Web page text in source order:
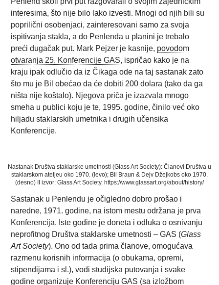
interesima, što nije bilo lako izvesti. Mnogi od njih bili su
poprilični osobenjaci, zainteresovani samo za svoja
ispitivanja stakla, a do Penlenda u planini je trebalo
preći dugačak put. Mark Pejzer je kasnije, povodom
otvaranja 25. Konferencije GAS, ispričao kako je na
kraju ipak odlučio da iz Čikaga ode na taj sastanak zato
što mu je Bil obećao da će dobiti 200 dolara (tako da ga
ništa nije koštalo). Njegova priča je izazvala mnogo
smeha u publici koju je te, 1995. godine, činilo već oko
hiljadu staklarskih umetnika i drugih učensika
Konferencije.
Nastanak Društva staklarske umetnosti (Glass Art Society): Članovi Društva u
staklarskom ateljeu oko 1970. (levo); Bil Braun & Dejv Džejkobs oko 1970.
(desno) II izvor: Glass Art Society. https://www.glassart.org/about/history/
Sastanak u Penlendu je očigledno dobro prošao i
naredne, 1971. godine, na istom mestu održana je prva
Konferencija. Iste godine je doneta i odluka o osnivanju
neprofitnog Društva staklarske umetnosti – GAS (Glass
Art Society). Ono od tada prima članove, omogućava
razmenu korisnih informacija (o obukama, opremi,
stipendijama i sl.), vodi studijska putovanja i svake
godine organizuje Konferenciju GAS (sa izložbom